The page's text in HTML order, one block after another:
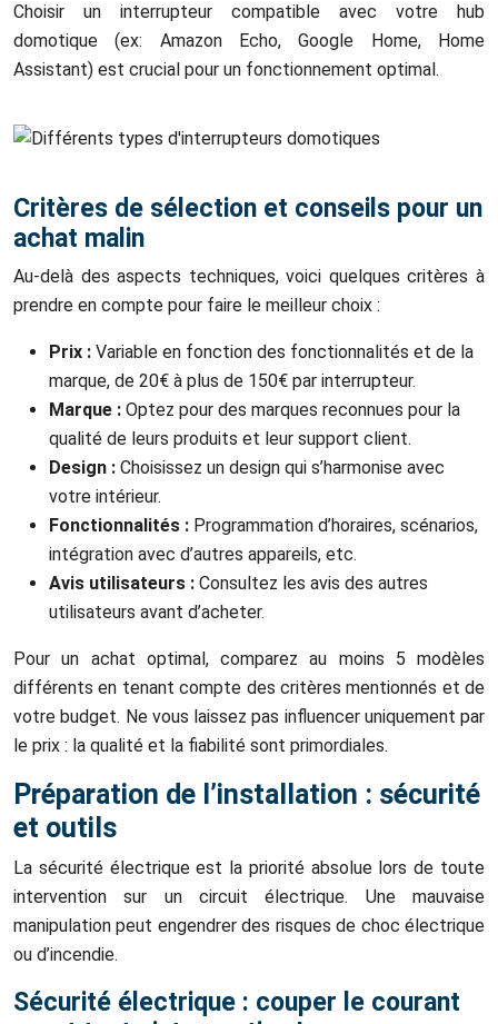
Choisir un interrupteur compatible avec votre hub
domotique (ex: Amazon Echo, Google Home, Home
Assistant) est crucial pour un fonctionnement optimal.
Critères de sélection et conseils pour un
achat malin
Au-delà des aspects techniques, voici quelques critères à
prendre en compte pour faire le meilleur choix :
Prix : Variable en fonction des fonctionnalités et de la
marque, de 20€ à plus de 150€ par interrupteur.
Marque : Optez pour des marques reconnues pour la
qualité de leurs produits et leur support client.
Design : Choisissez un design qui s’harmonise avec
votre intérieur.
Fonctionnalités : Programmation d’horaires, scénarios,
intégration avec d’autres appareils, etc.
Avis utilisateurs : Consultez les avis des autres
utilisateurs avant d’acheter.
Pour un achat optimal, comparez au moins 5 modèles
différents en tenant compte des critères mentionnés et de
votre budget. Ne vous laissez pas influencer uniquement par
le prix : la qualité et la fiabilité sont primordiales.
Préparation de l’installation : sécurité
et outils
La sécurité électrique est la priorité absolue lors de toute
intervention sur un circuit électrique. Une mauvaise
manipulation peut engendrer des risques de choc électrique
ou d’incendie.
Sécurité électrique : couper le courant